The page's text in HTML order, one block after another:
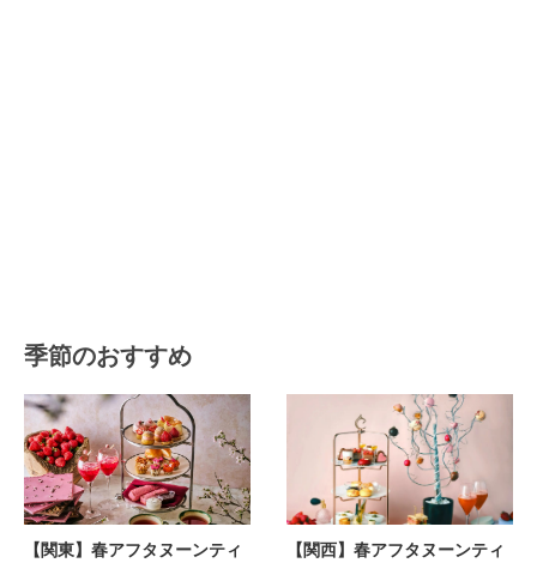
季節のおすすめ
【関東】春アフタヌーンティ
【関西】春アフタヌーンティ